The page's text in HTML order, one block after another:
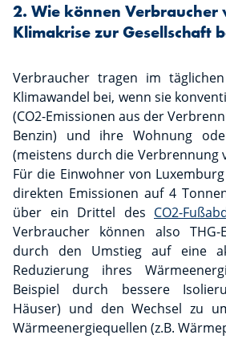
2. Wie können Verbraucher
Klimakrise zur Gesellschaft
Verbraucher tragen im
Klimawandel bei, wenn sie
(CO2-Emissionen aus der
Benzin) und ihre Wohnung
(meistens durch die Verbrennung
Für die Einwohner von
direkten Emissionen auf 4
über ein Drittel des CO2-
Verbraucher können also THG-
durch den Umstieg auf eine
Reduzierung ihres
Beispiel durch bessere
Häuser) und den Wechsel zu
Wärmeenergiequellen (z.B.